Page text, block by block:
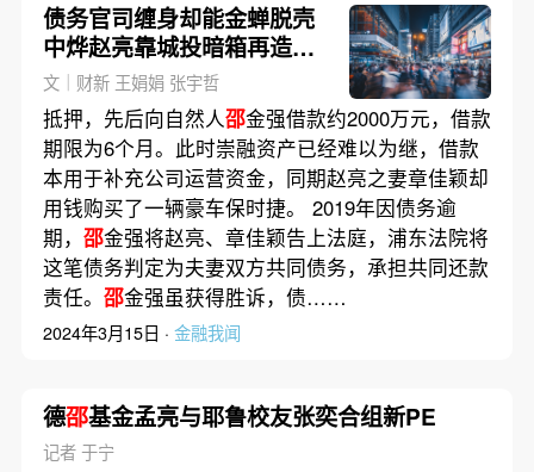
债务官司缠身却能金蝉脱壳
中烨赵亮靠城投暗箱再造巨
富
文｜财新 王娟娟 张宇哲
抵押，先后向自然人邵金强借款约2000万元，借款
期限为6个月。此时崇融资产已经难以为继，借款
本用于补充公司运营资金，同期赵亮之妻章佳颖却
用钱购买了一辆豪车保时捷。 2019年因债务逾
期， 邵金强将赵亮、章佳颖告上法庭，浦东法院将
这笔债务判定为夫妻双方共同债务，承担共同还款
责任。 邵金强虽获得胜诉，债……
2024年3月15日 · 金融我闻
德邵基金孟亮与耶鲁校友张奕合组新PE
记者 于宁